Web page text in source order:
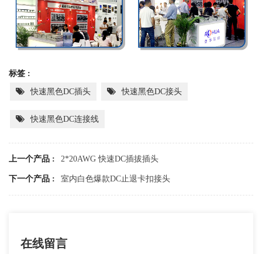
标签 :
快速黑色DC插头 快速黑色DC接头
快速黑色DC连接线
上一个产品 : 2*20AWG 快速DC插拔插头
下一个产品 : 室内白色爆款DC止退卡扣接头
在线留言